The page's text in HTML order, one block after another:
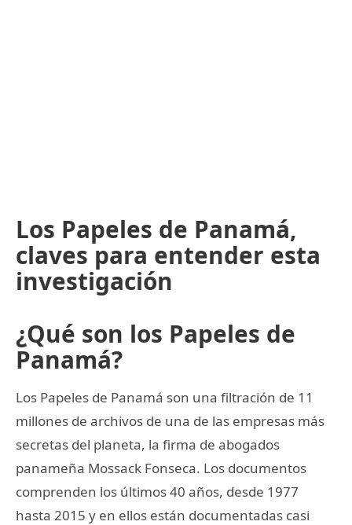
Los Papeles de Panamá,
claves para entender esta
investigación
¿Qué son los Papeles de
Panamá?
Los Papeles de Panamá son una filtración de 11
millones de archivos de una de las empresas más
secretas del planeta, la firma de abogados
panameña Mossack Fonseca. Los documentos
comprenden los últimos 40 años, desde 1977
hasta 2015 y en ellos están documentadas casi